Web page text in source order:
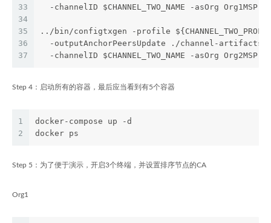
33
34
35
36
37
  -channelID $CHANNEL_TWO_NAME -asOrg Org1MSP
../bin/configtxgen -profile
-outputAnchorPeersUpdate ./channel-
  -channelID $CHANNEL_TWO_NAME -asOrg Org2MSP
Step 4：启动所有的容器，最后应当看到有5个容器
1
2
docker-compose up -d
docker ps
Step 5：为了便于演示，开启3个终端，并设置排序节点的CA
Org1